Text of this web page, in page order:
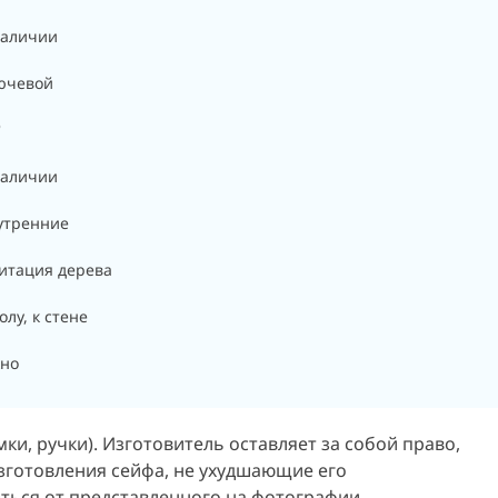
дерева
к стене
ручки). Изготовитель оставляет за собой право,
сейфа, не ухудшающие его